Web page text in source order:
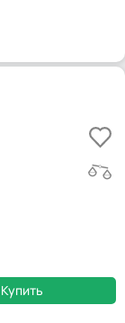
Купить